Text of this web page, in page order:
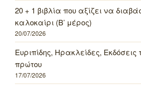
20 + 1 βιβλία που αξίζει να
καλοκαίρι (Β’ μέρος)
20/07/2026
Ευριπίδης, Ηρακλείδες, Εκδόσεις
πρώτου
17/07/2026